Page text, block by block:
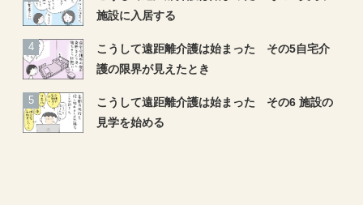
施設に入居する
こうして遠距離介護は始まった その5自宅介
護の限界が見えたとき
こうして遠距離介護は始まった その6 施設の
見学を始める